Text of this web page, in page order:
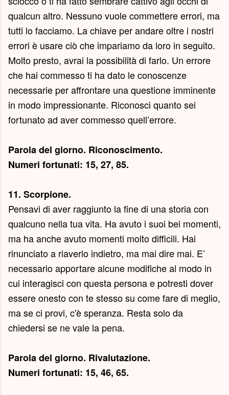
qualcun altro. Nessuno vuole commettere errori, ma
tutti lo facciamo. La chiave per andare oltre i nostri
errori è usare ciò che impariamo da loro in seguito.
Molto presto, avrai la possibilità di farlo. Un errore
che hai commesso ti ha dato le conoscenze
necessarie per affrontare una questione imminente
in modo impressionante. Riconosci quanto sei
fortunato ad aver commesso quell’errore.
Parola del giorno. Riconoscimento.
Numeri fortunati: 15, 27, 85.
11. Scorpione.
Pensavi di aver raggiunto la fine di una storia con
qualcuno nella tua vita. Ha avuto i suoi bei momenti,
ma ha anche avuto momenti molto difficili. Hai
rinunciato a riaverlo indietro, ma mai dire mai. E’
necessario apportare alcune modifiche al modo in
cui interagisci con questa persona e potresti dover
essere onesto con te stesso su come fare di meglio,
ma se ci provi, c'è speranza. Resta solo da
chiedersi se ne vale la pena.
Parola del giorno. Rivalutazione.
Numeri fortunati: 15, 46, 65.